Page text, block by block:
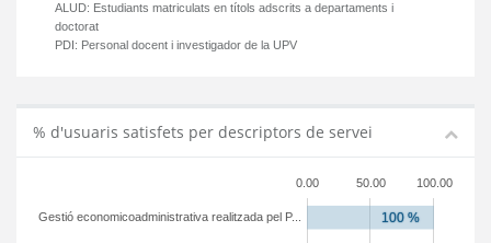
ALUD: Estudiants matriculats en títols adscrits a departaments i
doctorat
PDI: Personal docent i investigador de la UPV
% d'usuaris satisfets per descriptors de servei
0.00 50.00 100.00
Gestió economicoadministrativa realitzada pel P...